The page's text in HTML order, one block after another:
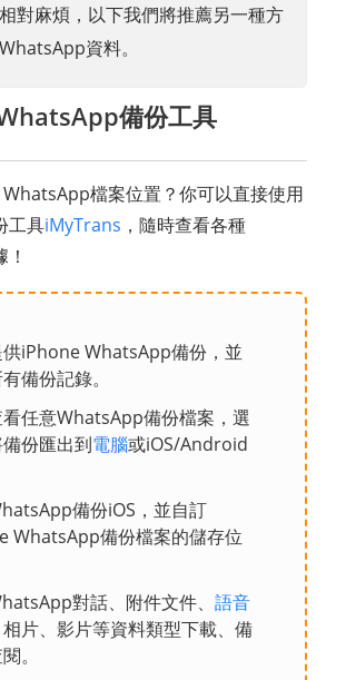
對麻煩，以下我們將推薦另一種方
資料。
備份工具
檔案位置？你可以直接使用
工具iMyTrans ，隨時查看各種
供iPhone WhatsApp備份，並
備份記錄。
任意WhatsApp備份檔案，選
份匯出到電腦或iOS/Android
備份iOS，並自訂
WhatsApp備份檔案的儲存位
對話、附件文件、 語音
相片、影片等資料類型下載、備
。